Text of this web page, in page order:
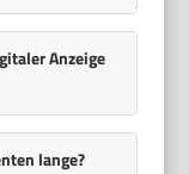
Anzeige
lange?